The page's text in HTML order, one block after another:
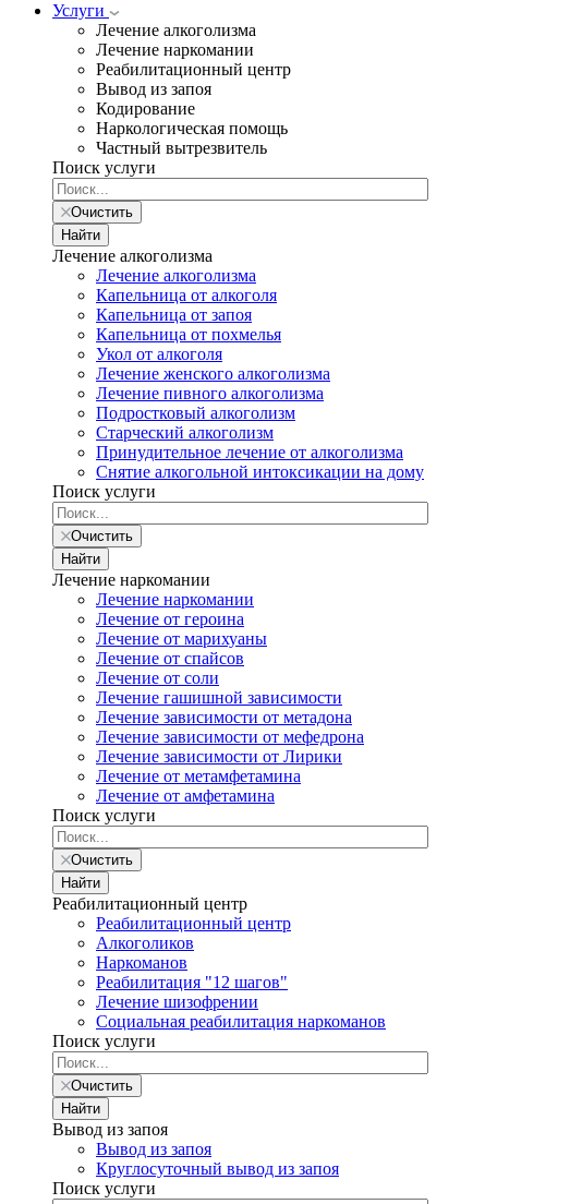
Услуги
Лечение алкоголизма
Лечение наркомании
Реабилитационный центр
Вывод из запоя
Кодирование
Наркологическая помощь
Частный вытрезвитель
Поиск услуги
Очистить
Найти
Лечение алкоголизма
Лечение алкоголизма
Капельница от алкоголя
Капельница от запоя
Капельница от похмелья
Укол от алкоголя
Лечение женского алкоголизма
Лечение пивного алкоголизма
Подростковый алкоголизм
Старческий алкоголизм
Принудительное лечение от алкоголизма
Снятие алкогольной интоксикации на дому
Поиск услуги
Очистить
Найти
Лечение наркомании
Лечение наркомании
Лечение от героина
Лечение от марихуаны
Лечение от спайсов
Лечение от соли
Лечение гашишной зависимости
Лечение зависимости от метадона
Лечение зависимости от мефедрона
Лечение зависимости от Лирики
Лечение от метамфетамина
Лечение от амфетамина
Поиск услуги
Очистить
Найти
Реабилитационный центр
Реабилитационный центр
Алкоголиков
Наркоманов
Реабилитация "12 шагов"
Лечение шизофрении
Социальная реабилитация наркоманов
Поиск услуги
Очистить
Найти
Вывод из запоя
Вывод из запоя
Круглосуточный вывод из запоя
Поиск услуги